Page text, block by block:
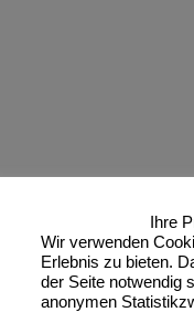
Ihre
Wir verwenden
Erlebnis zu bieten.
der Seite notwendig
anonymen